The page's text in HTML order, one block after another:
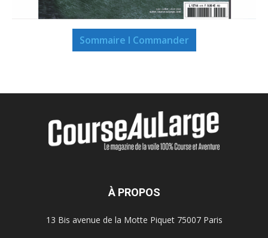
Sommaire I Commander
À PROPOS
13 Bis avenue de la Motte Piquet 75007 Paris